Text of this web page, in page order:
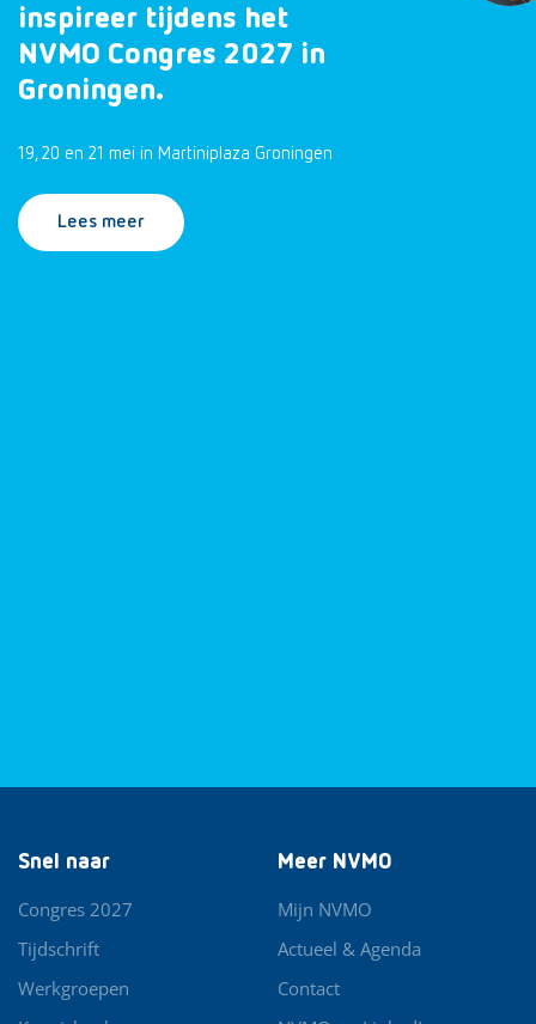
inspireer tijdens het
NVMO Congres 2027 in
Groningen.
19, 20 en 21 mei in Martiniplaza Groningen
Lees meer
Snel naar
Congres 2027
Tijdschrift
Werkgroepen
Meer NVMO
Mijn NVMO
Actueel & Agenda
Contact